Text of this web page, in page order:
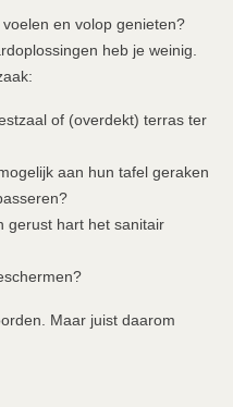
en volop genieten?
heb je weinig.
of (overdekt) terras ter
aan hun tafel geraken
gerust hart het sanitair
Maar juist daarom